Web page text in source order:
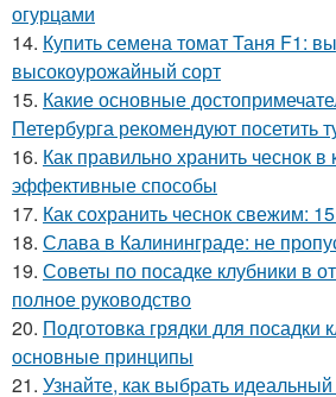
огурцами
14. Купить семена томат Таня F1:
высокоурожайный сорт
15. Какие основные
Петербурга рекомендуют посетить
16. Как правильно хранить чеснок
эффективные способы
17. Как сохранить чеснок свежим:
18. Слава в Калининграде: не
19. Советы по посадке клубники в
полное руководство
20. Подготовка грядки для посадки
основные принципы
21. Узнайте, как выбрать